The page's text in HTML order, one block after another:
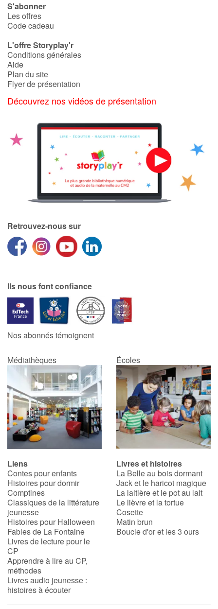
S'abonner
Les offres
Code cadeau
L'offre Storyplay'r
Conditions générales
Aide
Plan du site
Flyer de présentation
Découvrez nos vidéos de présentation
Retrouvez-nous sur
Ils nous font confiance
Nos abonnés témoignent
Médiathèques Écoles
Liens
Contes pour enfants
Histoires pour dormir
Comptines
Classiques de la littérature
jeunesse
Histoires pour Halloween
Fables de La Fontaine
Livres de lecture pour le
CP
Apprendre à lire au CP,
méthodes
Livres audio jeunesse :
histoires à écouter
Livres et histoires
La Belle au bois dormant
Jack et le haricot magique
La laitière et le pot au lait
Le lièvre et la tortue
Cosette
Matin brun
Boucle d'or et les 3 ours